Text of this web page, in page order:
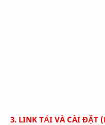
3. LINK TẢI VÀ CÀI ĐẶT